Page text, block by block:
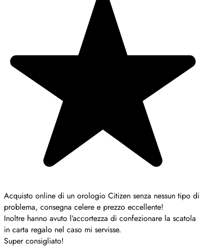
Acquisto online di un orologio Citizen senza nessun tipo di
problema, consegna celere e prezzo eccellente!
Inoltre hanno avuto l’accortezza di confezionare la scatola
in carta regalo nel caso mi servisse.
Super consigliato!